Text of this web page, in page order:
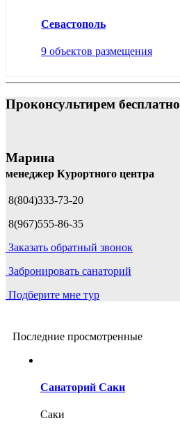
Севастополь
9 объектов размещения
Проконсультирем бесплатно
Марина
менеджер Курортного центра
8(804)333-73-20
8(967)555-86-35
Заказать обратный звонок
Забронировать санаторий
Подберите мне тур
Последние просмотренные
Санаторий Саки
Саки